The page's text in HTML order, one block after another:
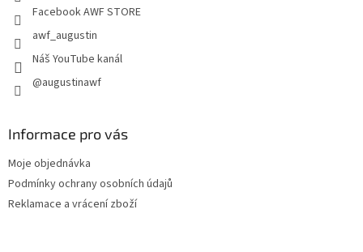
Facebook AWF STORE
awf_augustin
Náš YouTube kanál
@augustinawf
Informace pro vás
Moje objednávka
Podmínky ochrany osobních údajů
Reklamace a vrácení zboží